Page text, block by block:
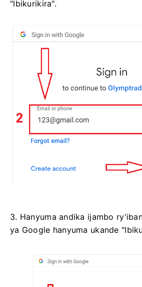
"Ibikurikira".
3. Hanyuma andika ijambo
ya Google hanyuma ukande